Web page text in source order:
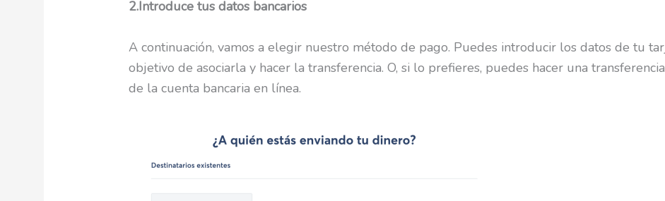
2.Introduce tus datos bancarios
A continuación, vamos a elegir nuestro método de pago. Puedes introducir los datos de tu
objetivo de asociarla y hacer la transferencia. O, si lo prefieres, puedes hacer una
de la cuenta bancaria en línea.